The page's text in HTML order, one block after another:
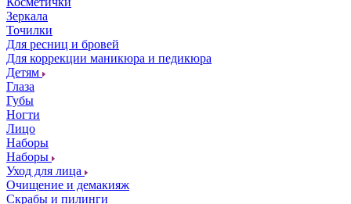
Зеркала
Точилки
Для ресниц и бровей
Для коррекции маникюра и педикюра
Детям
Глаза
Губы
Ногти
Лицо
Наборы
Наборы
Уход для лица
Очищение и демакияж
Скрабы и пилинги